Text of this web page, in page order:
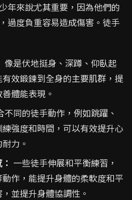
年來說尤其重要，因為他們的
過度負重容易造成傷害。徒手
像是伏地挺身、深蹲、仰臥起
效鍛鍊到全身的主要肌群，提
體能表現。
不同的徒手動作，例如跳躍、
強度和時間，可以有效提升心
力。
一些徒手伸展和平衡練習，
作，能提升身體的柔軟度和平
並提升身體協調性。